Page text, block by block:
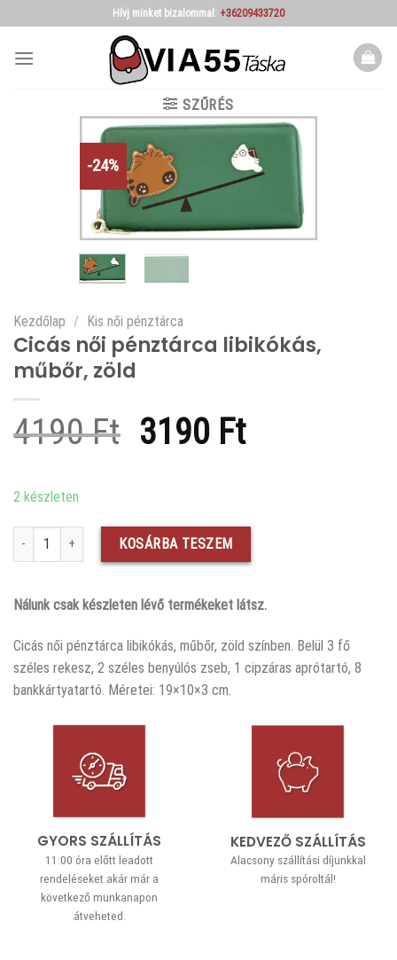
to
content
Hívj minket bizalommal: +36209433720
SZŰRÉS
-24%
Kezdőlap / Kis női pénztárca
Cicás női pénztárca libikókás,
műbőr, zöld
4190Ft Original
4190 Ft.
3190 FtCurrent
3190 Ft.
2 készleten
Cicás női pénztárca libikókás, műbőr, zöld mennyiség
KOSÁRBA TESZEM
Nálunk csak készleten lévő termékeket látsz.
Cicás női pénztárca libikókás, műbőr, zöld színben. Belül 3 fő
széles rekesz, 2 széles benyúlós zseb, 1 cipzáras aprótartó, 8
bankkártyatartó. Méretei: 19×10×3 cm.
GYORS SZÁLLÍTÁS
11:00 óra előtt leadott
rendeléseket akár már a
következő munkanapon
átveheted.
KEDVEZŐ SZÁLLÍTÁS
Alacsony szállítási díjunkkal
máris spóroltál!